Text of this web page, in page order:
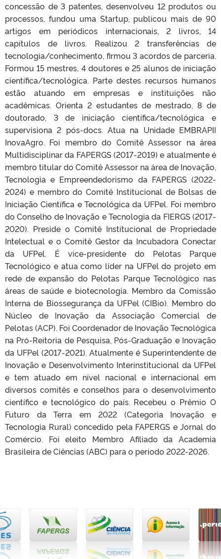
concessão de 3 patentes, desenvolveu 12 produtos ou
processos, fundou uma Startup, publicou mais de 90
artigos em periódicos internacionais, 2 livros, 14
capítulos de livros. Realizou 2 transferências de
tecnologia/conhecimento, firmou 3 acordos de parceria.
Formou 15 mestres, 4 doutores e 25 alunos de iniciação
científica/tecnológica. Parte destes recursos humanos
estão atuando em empresas e instituições não
acadêmicas. Orienta 2 estudantes de mestrado, 8 de
doutorado, 3 de iniciação científica/tecnológica e
supervisiona 2 pós-docs. Atua na Unidade EMBRAPII
InovaAgro. Foi membro do Comitê Assessor na área
Multidisciplinar da FAPERGS (2017-2019) e atualmente é
membro titular do Comitê Assessor na área de Inovação,
Tecnologia e Empreendedorismo da FAPERGS (2022-
2024) e membro do Comitê Institucional de Bolsas de
Iniciação Científica e Tecnológica da UFPel. Foi membro
do Conselho de Inovação e Tecnologia da FIERGS (2017-
2020). Preside o Comitê Institucional de Propriedade
Intelectual e o Comitê Gestor da Incubadora Conectar
da UFPel. É vice-presidente do Pelotas Parque
Tecnológico e atua como líder na UFPel do projeto em
rede de expansão do Pelotas Parque Tecnológico nas
áreas de saúde e biotecnologia. Membro da Comissão
Interna de Biossegurança da UFPel (CIBio). Membro do
Núcleo de Inovação da Associação Comercial de
Pelotas (ACP). Foi Coordenador de Inovação Tecnológica
na Pró-Reitoria de Pesquisa, Pós-Graduação e Inovação
da UFPel (2017-2021). Atualmente é Superintendente de
Inovação e Desenvolvimento Interinstitucional da UFPel
e tem atuado em nível nacional e internacional em
diversos comitês e conselhos para o desenvolvimento
científico e tecnológico do país. Recebeu o Prêmio O
Futuro da Terra em 2022 (Categoria Inovação e
Tecnologia Rural) concedido pela FAPERGS e Jornal do
Comércio. Foi eleito Membro Afiliado da Academia
Brasileira de Ciências (ABC) para o período 2022-2026.